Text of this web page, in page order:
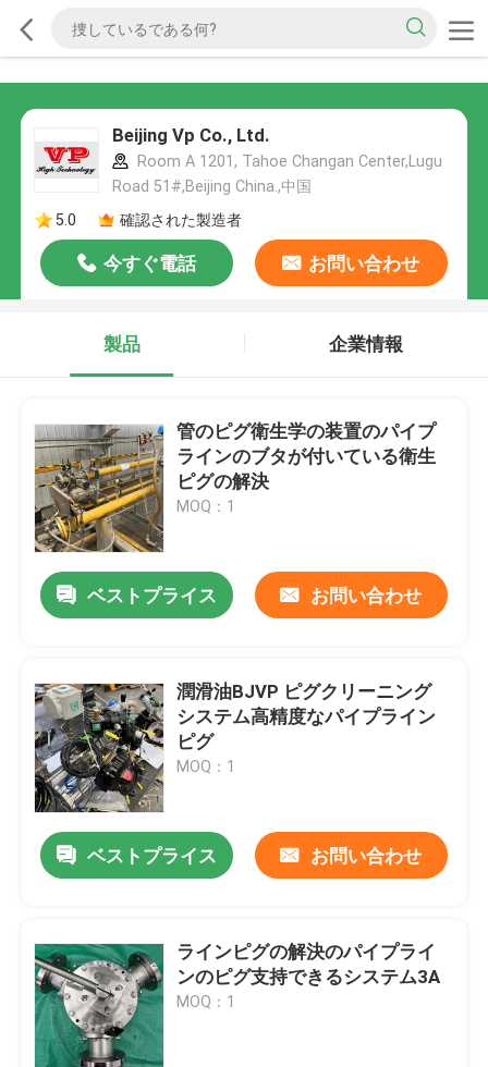
Beijing Vp Co., Ltd.
Room A 1201, Tahoe Changan Center,Lugu
Road 51#,Beijing China.,中国
5.0
確認された製造者
今すぐ電話 お問い合わせ
製品 企業情報
管のピグ衛生学の装置のパイプ
ラインのブタが付いている衛生
ピグの解決
MOQ：1
ベストプライス お問い合わせ
潤滑油BJVP ピグクリーニング
システム高精度なパイプライン
ピグ
MOQ：1
ベストプライス お問い合わせ
ラインピグの解決のパイプライ
ンのピグ支持できるシステム3A
MOQ：1